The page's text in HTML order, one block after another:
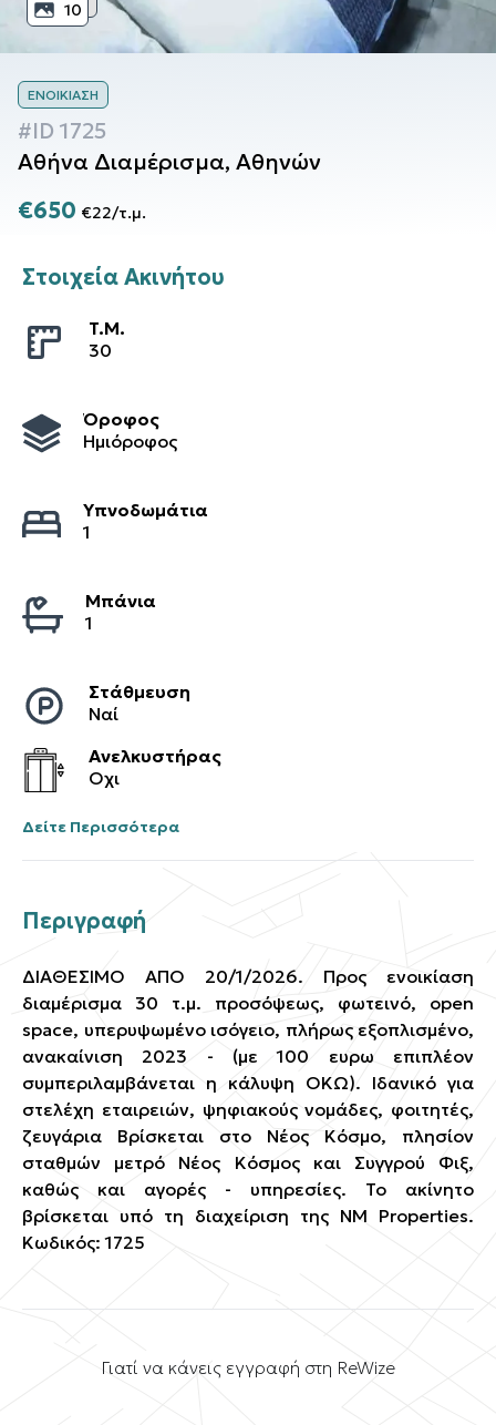
10
ΕΝΟΙΚΊΑΣΗ
#ID 1725
Αθήνα Διαμέρισμα, Αθηνών
€650 €22/τ.μ.
Στοιχεία Ακινήτου
T.M.
30
Όροφος
Ημιόροφος
Υπνοδωμάτια
1
Μπάνια
1
Στάθμευση
Ναί
Ανελκυστήρας
Οχι
Δείτε Περισσότερα
Περιγραφή
ΔΙΑΘΕΣΙΜΟ ΑΠΟ 20/1/2026. Προς ενοικίαση
διαμέρισμα 30 τ.μ. προσόψεως, φωτεινό, open
space, υπερυψωμένο ισόγειο, πλήρως εξοπλισμένο,
ανακαίνιση 2023 - (με 100 ευρω επιπλέον
συμπεριλαμβάνεται η κάλυψη ΟΚΩ). Ιδανικό για
στελέχη εταιρειών, ψηφιακούς νομάδες, φοιτητές,
ζευγάρια Βρίσκεται στο Νέος Κόσμο, πλησίον
σταθμών μετρό Νέος Κόσμος και Συγγρού Φιξ,
καθώς και αγορές - υπηρεσίες. Το ακίνητο
βρίσκεται υπό τη διαχείριση της ΝΜ Properties.
Κωδικός: 1725
Γιατί να κάνεις εγγραφή στη ReWize